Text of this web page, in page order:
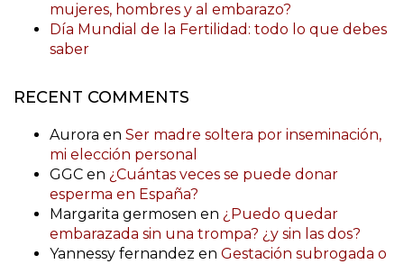
mujeres, hombres y al embarazo?
Día Mundial de la Fertilidad: todo lo que debes
saber
RECENT COMMENTS
Aurora en Ser madre soltera por inseminación,
mi elección personal
GGC en ¿Cuántas veces se puede donar
esperma en España?
Margarita germosen en ¿Puedo quedar
embarazada sin una trompa? ¿y sin las dos?
Yannessy fernandez en Gestación subrogada o